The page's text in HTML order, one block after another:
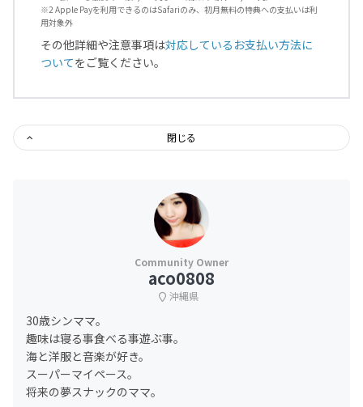
※2 Apple Payを利用できるのはSafariのみ、初月無料の特典への支払いは利
用対象外
その他詳細や注意事項は対応しているお支払い方法に
ついてをご覧ください。
閉じる
aco0808
沖縄県
30歳シンママ。
趣味は寝る事食べる事遊ぶ事。
海と洋服と音楽が好き。
スーパーマイペース。
将来の夢スナックのママ。